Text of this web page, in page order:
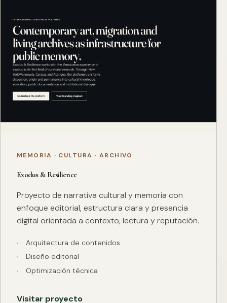
MEMORIA · CULTURA · ARCHIVO
Exodus & Resilience
Proyecto de narrativa cultural y memoria con
enfoque editorial, estructura clara y presencia
digital orientada a contexto, lectura y reputación.
Arquitectura de contenidos
Diseño editorial
Optimización técnica
Visitar proyecto